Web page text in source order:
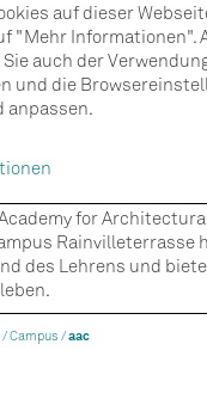
auf dieser
"Mehr Informationen".
auch der
und die
anpassen.des
mit deren Hilfe
und modernisiert
den „Campus
for
Rainvilleterrasse
des Lehrens und
/Campus /aac